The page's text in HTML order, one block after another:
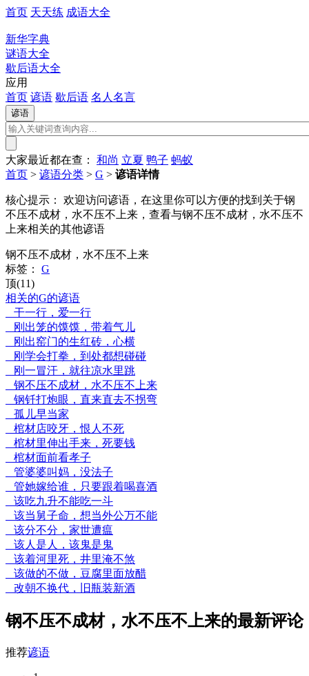
首页 天天练 成语大全
新华字典
谜语大全
歇后语大全
应用
首页 谚语 歇后语 名人名言
大家最近都在查： 和尚 立夏 鸭子 蚂蚁
首页 > 谚语分类 > G > 谚语详情
核心提示：
欢迎访问谚语，在这里你可以方便的找到关于钢
不压不成材，水不压不上来，查看与钢不压不成材，水不压不
上来相关的其他谚语
钢不压不成材，水不压不上来
标签：
G
顶(11)
相关的G的谚语
干一行，爱一行
刚出笼的馍馍，带着气儿
刚出窑门的生红砖，心横
刚学会打拳，到处都想碰碰
刚一冒汗，就往凉水里跳
钢不压不成材，水不压不上来
钢钎打炮眼，直来直去不拐弯
孤儿早当家
棺材店咬牙，恨人不死
棺材里伸出手来，死要钱
棺材面前看孝子
管婆婆叫妈，没法子
管她嫁给谁，只要跟着喝喜酒
该吃九升不能吃一斗
该当舅子命，想当外公万不能
该分不分，家世遭瘟
该人是人，该鬼是鬼
该着河里死，井里淹不煞
该做的不做，豆腐里面放醋
改朝不换代，旧瓶装新酒
钢不压不成材，水不压不上来的最新评论
推荐谚语